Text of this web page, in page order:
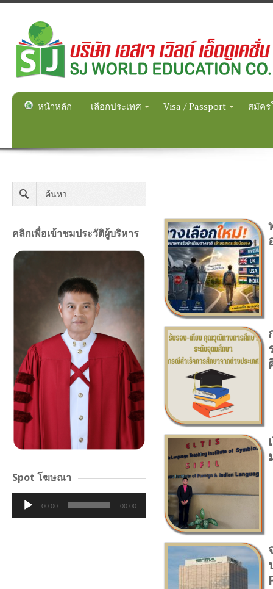
หน้าหลัก เลือกประเทศ Visa / Passport สมัคร
คลิกเพื่อเข้าชมประวัติผู้บริหาร
Spot โฆษณา
Audio
Player
00:00 00:00